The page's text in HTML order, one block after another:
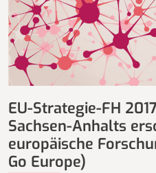
EU-Strategie-FH
Sachsen-Anhalts
europäische
Go Europe)